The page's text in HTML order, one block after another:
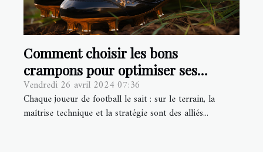
Comment choisir les bons
crampons pour optimiser ses
performances en compétition de
football
Vendredi 26 avril 2024 07:36
Chaque joueur de football le sait : sur le terrain, la
maîtrise technique et la stratégie sont des alliés...